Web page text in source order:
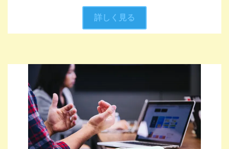
詳しく見る